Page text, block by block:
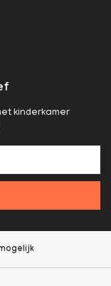
kinderkamer